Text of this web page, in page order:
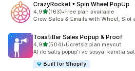
CrazyRocket • Spin Wheel PopUp
4,95 yıldız üzerinden
(163)
toplam 163 değerlendirme
•Free plan available
Grow Sales & Emails with Wheel, Slot
ToastiBar Sales Popup & Proof
4,95 yıldız üzerinden
(504)
toplam 504 değerlendirme
•Ücretsiz plan mevcut
AI ile satış popup'ı ve sosyal kanıtla
Built for Shopify